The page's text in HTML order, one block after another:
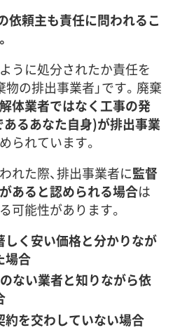
依頼主も責任に問われるこ
うに処分されたか責任を
物の排出事業者」です。廃棄
解体業者ではなく工事の発
るあなた自身)が排出事業
られています。
れた際、排出事業者に監督
あると認められる場合は
可能性があります。
しく安い価格と分かりなが
場合
ない業者と知りながら依
約を交わしていない場合